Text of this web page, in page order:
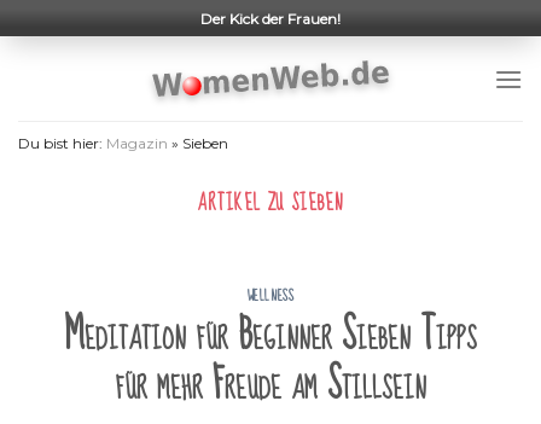
to
Der Kick der Frauen!
Du bist hier: Magazin » Sieben
ARTIKEL ZU SIEBEN
WELLNESS
Meditation für Beginner Sieben Tipps
für mehr Freude am Stillsein